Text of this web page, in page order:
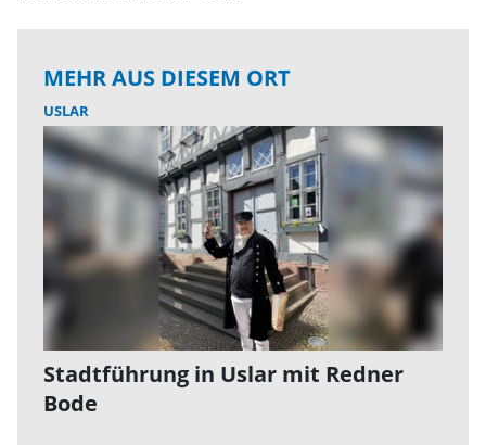
MEHR AUS DIESEM ORT
USLAR
Stadtführung in Uslar mit Redner
Bode